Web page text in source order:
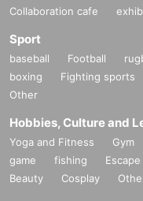
Collaboration cafe
Sport
baseball Football
boxing
Fighting sports
Other
Hobbies, Culture and
Yoga and Fitness Gym
game
fishing Escape
Beauty
Cosplay